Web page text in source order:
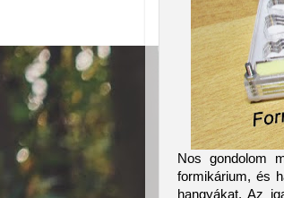
Nos gondolom
formikárium, és
hangyákat. Az